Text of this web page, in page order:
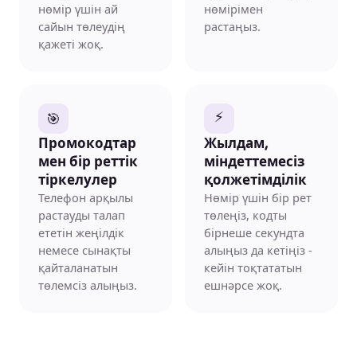
нөмір үшін ай
сайын төлеудің
қажеті жоқ.
нөмірімен
растаңыз.
🎯
Промокодтар
мен бір реттік
тіркелулер
Телефон арқылы
растауды талап
ететін жеңілдік
немесе сынақты
қайталанатын
төлемсіз алыңыз.
⚡
Жылдам,
міндеттемесіз
қолжетімділік
Нөмір үшін бір рет
төлеңіз, кодты
бірнеше секундта
алыңыз да кетіңіз -
кейін тоқтататын
ешнәрсе жоқ.